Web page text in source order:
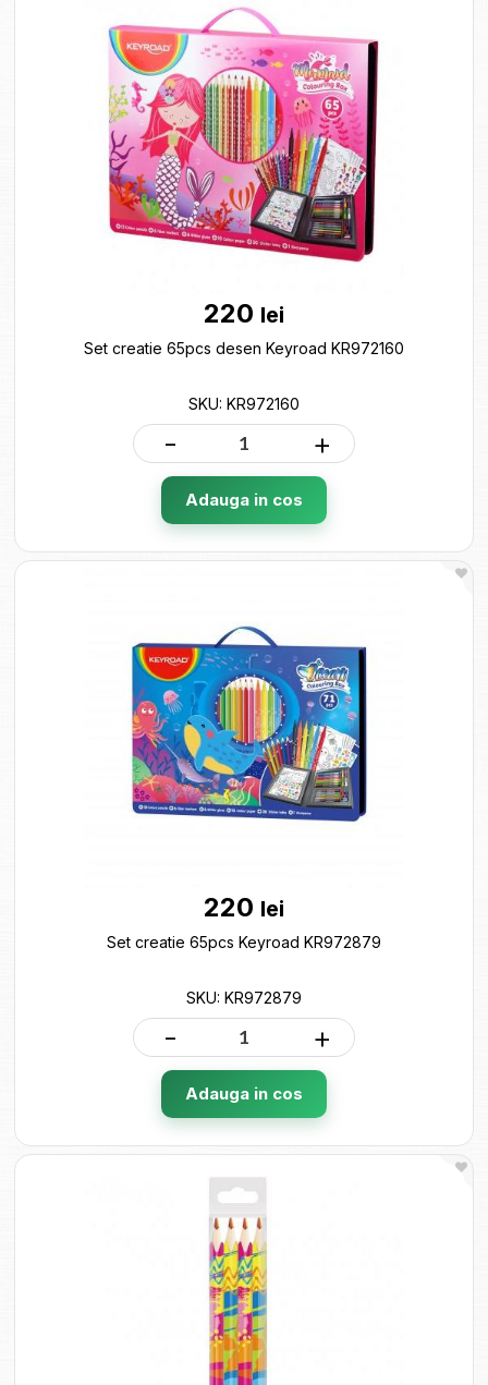
220 lei
Set creatie 65pcs desen Keyroad KR972160
SKU: KR972160
- +
Adauga in cos
220 lei
Set creatie 65pcs Keyroad KR972879
SKU: KR972879
- +
Adauga in cos